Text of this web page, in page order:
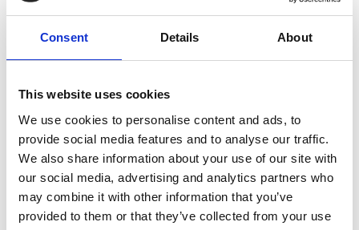
Consent Details About
This website uses cookies
We use cookies to personalise content and ads, to
provide social media features and to analyse our traffic.
We also share information about your use of our site with
our social media, advertising and analytics partners who
may combine it with other information that you’ve
provided to them or that they’ve collected from your use
Banderoles
Des salons commerciaux aux inaugurations officielles, les
banderoles attirent l’attention et communiquent votre
message avec force. Nous offrons des banderoles de
dimensions standards ou sur mesure. Nous pouvons même
les monter sur un support pour afficher clairement votre
présence.